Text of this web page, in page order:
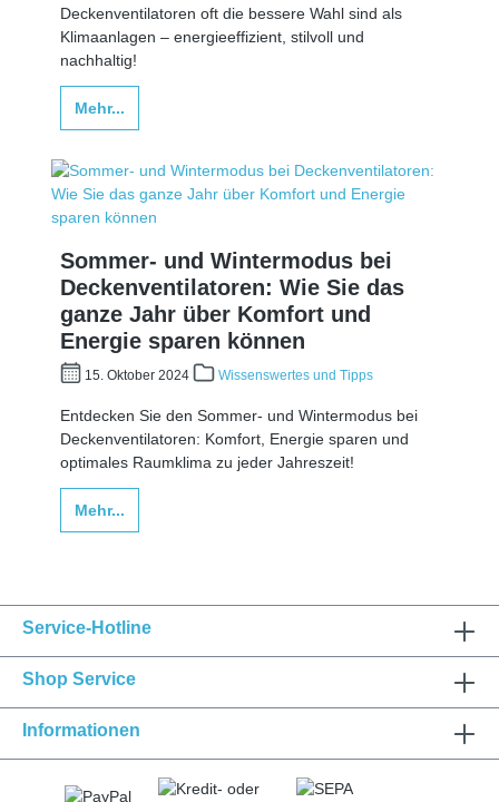
Deckenventilatoren oft die bessere Wahl sind als
Klimaanlagen – energieeffizient, stilvoll und
nachhaltig!
Mehr...
Sommer- und Wintermodus bei
Deckenventilatoren: Wie Sie das
ganze Jahr über Komfort und
Energie sparen können
15. Oktober 2024 Wissenswertes und Tipps
Entdecken Sie den Sommer- und Wintermodus bei
Deckenventilatoren: Komfort, Energie sparen und
optimales Raumklima zu jeder Jahreszeit!
Mehr...
Service-Hotline
Shop Service
Informationen